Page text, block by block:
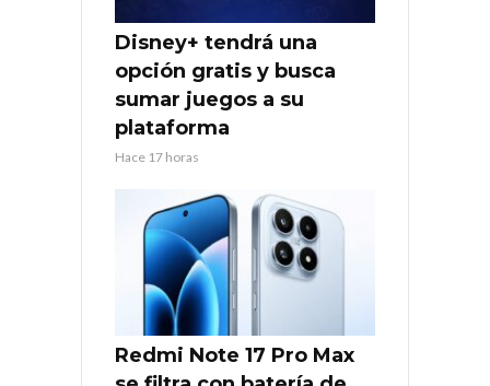
Disney+ tendrá una
opción gratis y busca
sumar juegos a su
plataforma
Hace 17 horas
Redmi Note 17 Pro Max